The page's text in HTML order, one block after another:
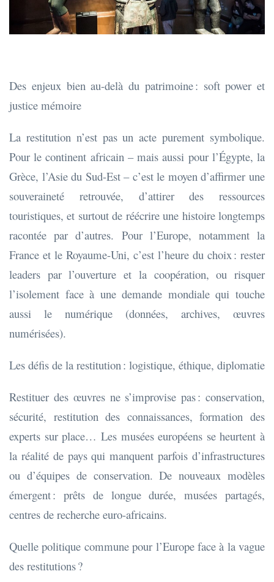
Des enjeux bien au-delà du patrimoine : soft power et
justice mémoire
La restitution n’est pas un acte purement symbolique.
Pour le continent africain – mais aussi pour l’Égypte, la
Grèce, l’Asie du Sud-Est – c’est le moyen d’affirmer une
souveraineté retrouvée, d’attirer des ressources
touristiques, et surtout de réécrire une histoire longtemps
racontée par d’autres. Pour l’Europe, notamment la
France et le Royaume-Uni, c’est l’heure du choix : rester
leaders par l’ouverture et la coopération, ou risquer
l’isolement face à une demande mondiale qui touche
aussi le numérique (données, archives, œuvres
numérisées).
Les défis de la restitution : logistique, éthique, diplomatie
Restituer des œuvres ne s’improvise pas : conservation,
sécurité, restitution des connaissances, formation des
experts sur place… Les musées européens se heurtent à
la réalité de pays qui manquent parfois d’infrastructures
ou d’équipes de conservation. De nouveaux modèles
émergent : prêts de longue durée, musées partagés,
centres de recherche euro-africains.
Quelle politique commune pour l’Europe face à la vague
des restitutions ?